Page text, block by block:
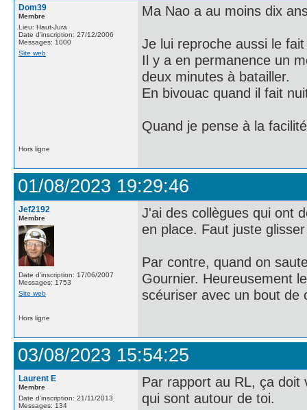
Dom39
Membre
Lieu: Haut-Jura
Date d'inscription: 27/12/2006
Messages: 1000
Site web
Ma Nao a au moins dix
Je lui reproche aussi le
Il y a en permanence un
deux minutes à batailler.
En bivouac quand il fait
Quand je pense à la
Hors ligne
01/08/2023 19:29:46
Jef2192
Membre
Date d'inscription: 17/06/2007
Messages: 1753
Site web
J'ai des collègues qui ont
en place. Faut juste
Par contre, quand on
Gournier. Heureusement
scéuriser avec un bout de
Hors ligne
03/08/2023 15:54:25
Laurent E
Membre
Date d'inscription: 21/11/2013
Messages: 134
Par rapport au RL, ça doit
qui sont autour de toi.